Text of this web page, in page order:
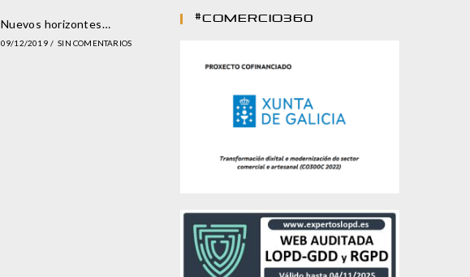
Nuevos horizontes…
09/12/2019 / SIN COMENTARIOS
#comercio360